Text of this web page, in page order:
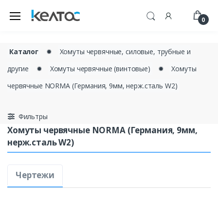
0
Каталог ✹
Хомуты червячные, силовые, трубные и
другие
✹ Хомуты червячные (винтовые) ✹
Хомуты
червячные NORMA (Германия, 9мм, нерж.сталь W2)
Фильтры
Хомуты червячные NORMA (Германия, 9мм,
нерж.сталь W2)
Чертежи